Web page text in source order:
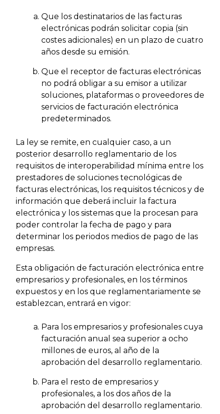
Que los destinatarios de las facturas
electrónicas podrán solicitar copia (sin
costes adicionales) en un plazo de cuatro
años desde su emisión.
Que el receptor de facturas electrónicas
no podrá obligar a su emisor a utilizar
soluciones, plataformas o proveedores de
servicios de facturación electrónica
predeterminados.
La ley se remite, en cualquier caso, a un
posterior desarrollo reglamentario de los
requisitos de interoperabilidad mínima entre los
prestadores de soluciones tecnológicas de
facturas electrónicas, los requisitos técnicos y de
información que deberá incluir la factura
electrónica y los sistemas que la procesan para
poder controlar la fecha de pago y para
determinar los periodos medios de pago de las
empresas.
Esta obligación de facturación electrónica entre
empresarios y profesionales, en los términos
expuestos y en los que reglamentariamente se
establezcan, entrará en vigor:
Para los empresarios y profesionales cuya
facturación anual sea superior a ocho
millones de euros, al año de la
aprobación del desarrollo reglamentario.
Para el resto de empresarios y
profesionales, a los dos años de la
aprobación del desarrollo reglamentario.